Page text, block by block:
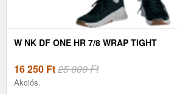
W NK DF ONE HR 7/8 WRAP TIGHT
16 250 Ft25 000 Ft
Akciós.